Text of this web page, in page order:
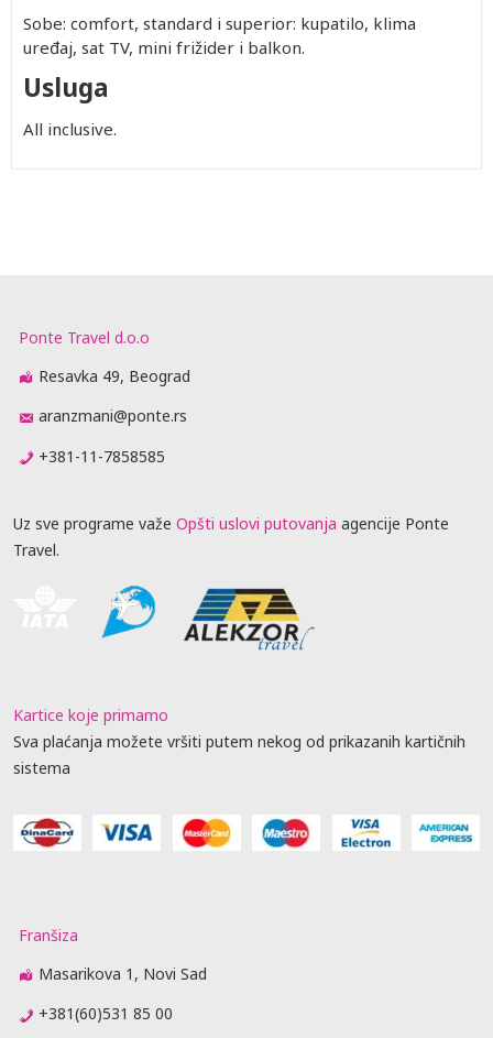
Sobe: comfort, standard i superior: kupatilo, klima
uređaj, sat TV, mini frižider i balkon.
Usluga
All inclusive.
Ponte Travel d.o.o
Resavka 49, Beograd
aranzmani@ponte.rs
+381-11-7858585
Uz sve programe važe Opšti uslovi putovanja agencije Ponte
Travel.
Kartice koje primamo
Sva plaćanja možete vršiti putem nekog od prikazanih kartičnih
sistema
Franšiza
Masarikova 1, Novi Sad
+381(60)531 85 00